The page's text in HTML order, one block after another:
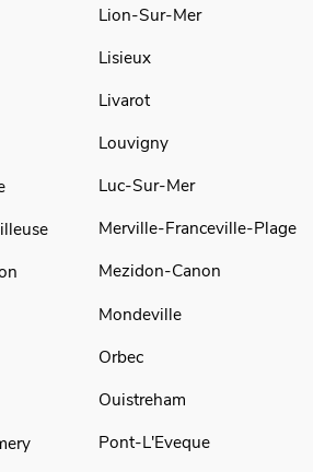
Lion-Sur-Mer
Lisieux
Livarot
Louvigny
Luc-Sur-Mer
Merville-Franceville-Plage
Mezidon-Canon
Mondeville
Orbec
Ouistreham
Pont-L'Eveque